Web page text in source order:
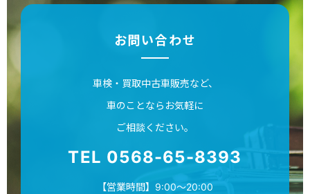
お問い合わせ
車検・買取中古車販売など、
車のことならお気軽に
ご相談ください。
TEL 0568-65-8393
【営業時間】9:00～20:00